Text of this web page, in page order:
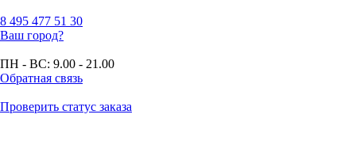
8 495 477 51 30
Ваш город?
ПН - ВС: 9.00 - 21.00
Обратная связь
Проверить статус заказа